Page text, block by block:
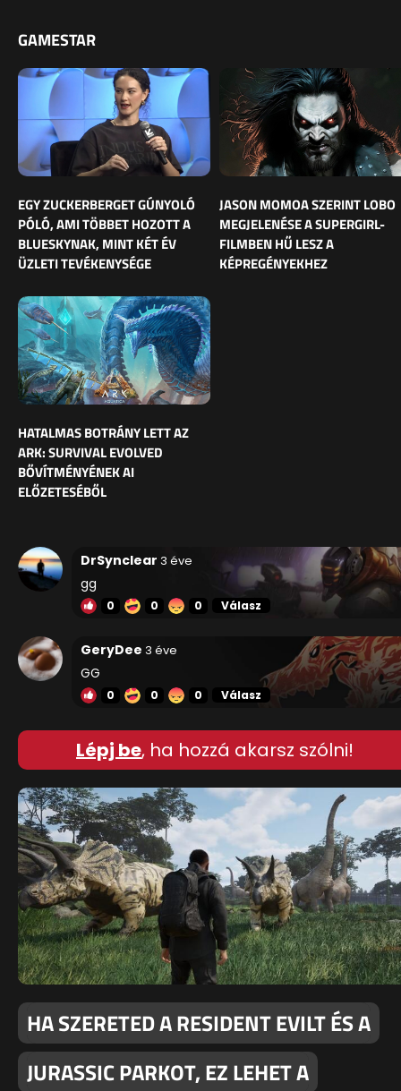
GAMESTAR
EGY ZUCKERBERGET GÚNYOLÓ
PÓLÓ, AMI TÖBBET HOZOTT A
BLUESKYNAK, MINT KÉT ÉV
ÜZLETI TEVÉKENYSÉGE
JASON MOMOA SZERINT LOBO
MEGJELENÉSE A SUPERGIRL-
FILMBEN HŰ LESZ A
KÉPREGÉNYEKHEZ
HATALMAS BOTRÁNY LETT AZ
ARK: SURVIVAL EVOLVED
BŐVÍTMÉNYÉNEK AI
ELŐZETESÉBŐL
DrSynclear 3 éve
gg
0 0 0 Válasz
GeryDee 3 éve
GG
0 0 0 Válasz
Lépj be, ha hozzá akarsz szólni!
HA SZERETED A RESIDENT EVILT ÉS A
JURASSIC PARKOT, EZ LEHET A